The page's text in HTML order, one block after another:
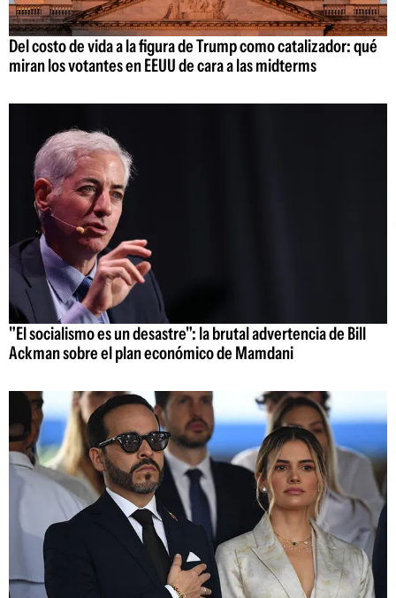
Del costo de vida a la figura de Trump como catalizador: qué
miran los votantes en EEUU de cara a las midterms
"El socialismo es un desastre": la brutal advertencia de Bill
Ackman sobre el plan económico de Mamdani